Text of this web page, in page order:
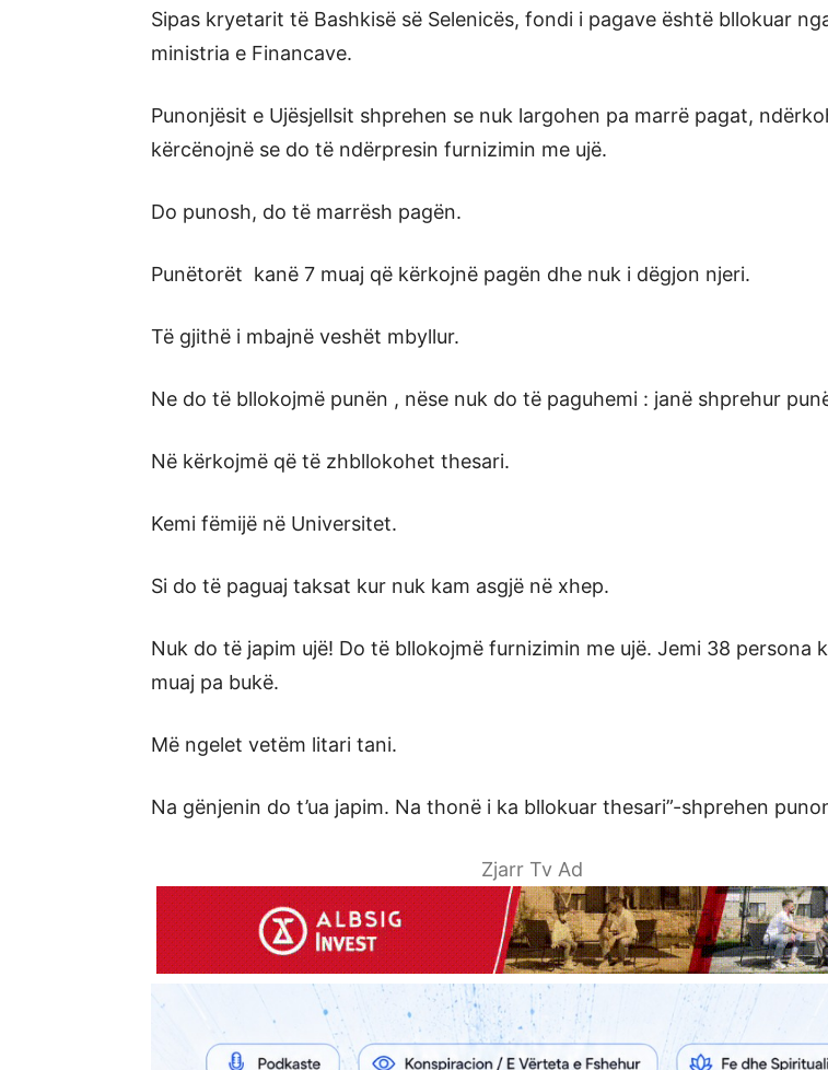
Sipas kryetarit të Bashkisë së Selenicës, fondi i pagave është bllokuar
ministria e Financave.
Punonjësit e Ujësjellsit shprehen se nuk largohen pa marrë pagat,
kërcënojnë se do të ndërpresin furnizimin me ujë.
Do punosh, do të marrësh pagën.
Punëtorët kanë 7 muaj që kërkojnë pagën dhe nuk i dëgjon njeri.
Të gjithë i mbajnë veshët mbyllur.
Ne do të bllokojmë punën , nëse nuk do të paguhemi : janë shprehur
Në kërkojmë që të zhbllokohet thesari.
Kemi fëmijë në Universitet.
Si do të paguaj taksat kur nuk kam asgjë në xhep.
Nuk do të japim ujë! Do të bllokojmë furnizimin me ujë. Jemi 38 persona
muaj pa bukë.
Më ngelet vetëm litari tani.
Na gënjenin do t’ua japim. Na thonë i ka bllokuar thesari”-shprehen
Zjarr Tv Ad